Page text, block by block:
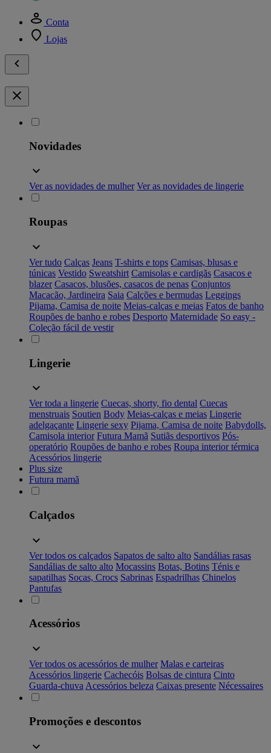
Conta
Lojas
Novidades
Ver as novidades de mulher Ver as novidades de lingerie
Roupas
Ver tudo Calças Jeans T-shirts e tops Camisas, blusas e
túnicas Vestido Sweatshirt Camisolas e cardigãs Casacos e
blazer Casacos, blusões, casacos de penas Conjuntos
Macacão, Jardineira Saia Calções e bermudas Leggings
Pijama, Camisa de noite Meias-calças e meias Fatos de banho
Roupões de banho e robes Desporto Maternidade So easy -
Coleção fácil de vestir
Lingerie
Ver toda a lingerie Cuecas, shorty, fio dental Cuecas
menstruais Soutien Body Meias-calças e meias Lingerie
adelgaçante Lingerie sexy Pijama, Camisa de noite Babydolls,
Camisola interior Futura Mamã Sutiãs desportivos Pós-
operatório Roupões de banho e robes Roupa interior térmica
Acessórios lingerie
Plus size
Futura mamã
Calçados
Ver todos os calçados Sapatos de salto alto Sandálias rasas
Sandálias de salto alto Mocassins Botas, Botins Ténis e
sapatilhas Socas, Crocs Sabrinas Espadrilhas Chinelos
Pantufas
Acessórios
Ver todos os acessórios de mulher Malas e carteiras
Acessórios lingerie Cachecóis Bolsas de cintura Cinto
Guarda-chuva Acessórios beleza Caixas presente Nécessaires
Promoções e descontos